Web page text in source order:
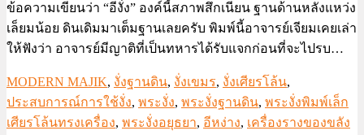
ข้อความเขียนว่า “อีงั่ง” องค์นี้สภาพสึกเนียน ฐานด้านหลังแหว่ง
เล็ยมน้อย ดินเดิมมาเต็มฐานเลยครับ พิมพ์นี้อาจารย์เจียมเคยเล่า
ให้ฟังว่า อาจารย์มีญาติที่เป็นทหารได้รับแจกก่อนที่จะไปรบ…
MODERN MAJIK, งั่งฐานดิน, งั่งเขมร, งั่งเศียรโล้น,
ประสบการณ์การใช้งั่ง, พระงั่ง, พระงั่งฐานดิน, พระงั่งพิมพ์เล็ก
เศียรโล้นทรงเครื่อง, พระงั่งอยุธยา, อีหง่าง, เครื่องรางของขลัง